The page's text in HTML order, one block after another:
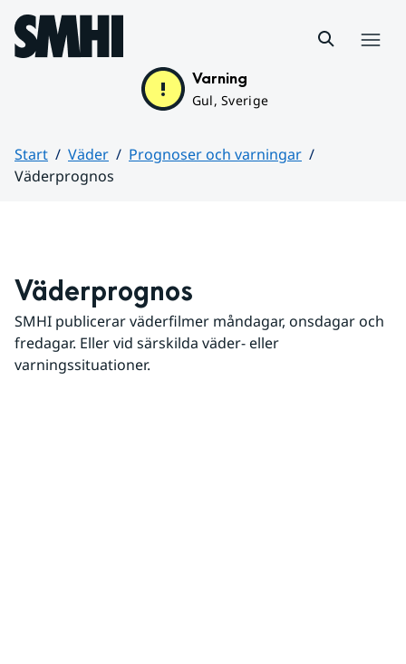
Hoppa till sidans innehåll
Varning
Gul, Sverige
Start Väder
Prognoser och varningar
Väderprognos
Väderprognos
SMHI publicerar väderfilmer måndagar, onsdagar och
fredagar. Eller vid särskilda väder- eller
varningssituationer.